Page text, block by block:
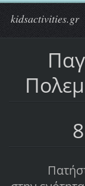
kidsactivities.gr